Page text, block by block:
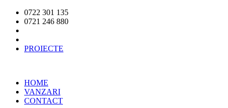
0722 301 135
0721 246 880
PROIECTE
HOME
VANZARI
CONTACT